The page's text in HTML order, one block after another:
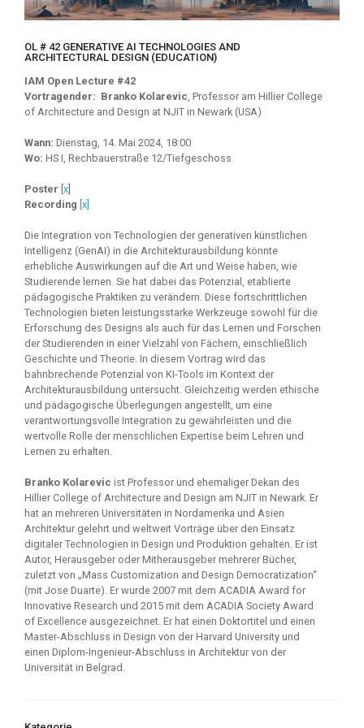
OL # 42 GENERATIVE AI TECHNOLOGIES AND
ARCHITECTURAL DESIGN (EDUCATION)
IAM Open Lecture #42
Vortragender: Branko Kolarevic , Professor am Hillier College
of Architecture and Design at NJIT in Newark (USA)
Wann: Dienstag, 14. Mai 2024, 18:00
Wo: HS I, Rechbauerstraße 12/Tiefgeschoss
Poster x
Recording [x]
Die Integration von Technologien der generativen künstlichen
Intelligenz (GenAI) in die Architekturausbildung könnte
erhebliche Auswirkungen auf die Art und Weise haben, wie
Studierende lernen. Sie hat dabei das Potenzial, etablierte
pädagogische Praktiken zu verändern. Diese fortschrittlichen
Technologien bieten leistungsstarke Werkzeuge sowohl für die
Erforschung des Designs als auch für das Lernen und Forschen
der Studierenden in einer Vielzahl von Fächern, einschließlich
Geschichte und Theorie. In diesem Vortrag wird das
bahnbrechende Potenzial von KI-Tools im Kontext der
Architekturausbildung untersucht. Gleichzeitig werden ethische
und pädagogische Überlegungen angestellt, um eine
verantwortungsvolle Integration zu gewährleisten und die
wertvolle Rolle der menschlichen Expertise beim Lehren und
Lernen zu erhalten.
Branko Kolarevic ist Professor und ehemaliger Dekan des
Hillier College of Architecture and Design am NJIT in Newark. Er
hat an mehreren Universitäten in Nordamerika und Asien
Architektur gelehrt und weltweit Vorträge über den Einsatz
digitaler Technologien in Design und Produktion gehalten. Er ist
Autor, Herausgeber oder Mitherausgeber mehrerer Bücher,
zuletzt von „Mass Customization and Design Democratization“
(mit Jose Duarte). Er wurde 2007 mit dem ACADIA Award for
Innovative Research und 2015 mit dem ACADIA Society Award
of Excellence ausgezeichnet. Er hat einen Doktortitel und einen
Master-Abschluss in Design von der Harvard University und
einen Diplom-Ingenieur-Abschluss in Architektur von der
Universität in Belgrad.